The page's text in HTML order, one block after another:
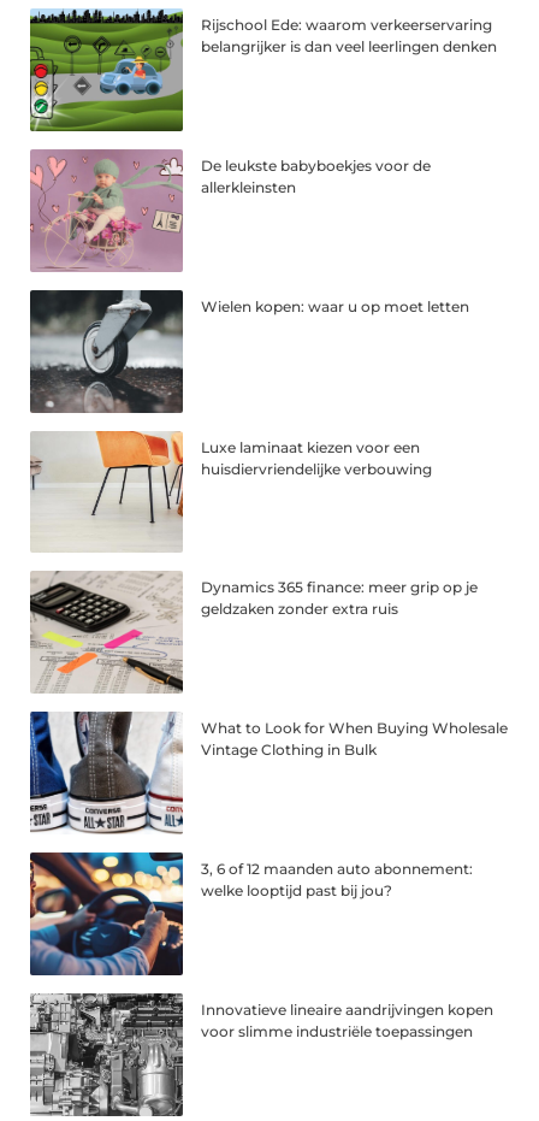
Rijschool Ede: waarom verkeerservaring
belangrijker is dan veel leerlingen denken
De leukste babyboekjes voor de
allerkleinsten
Wielen kopen: waar u op moet letten
Luxe laminaat kiezen voor een
huisdiervriendelijke verbouwing
Dynamics 365 finance: meer grip op je
geldzaken zonder extra ruis
What to Look for When Buying Wholesale
Vintage Clothing in Bulk
3, 6 of 12 maanden auto abonnement:
welke looptijd past bij jou?
Innovatieve lineaire aandrijvingen kopen
voor slimme industriële toepassingen